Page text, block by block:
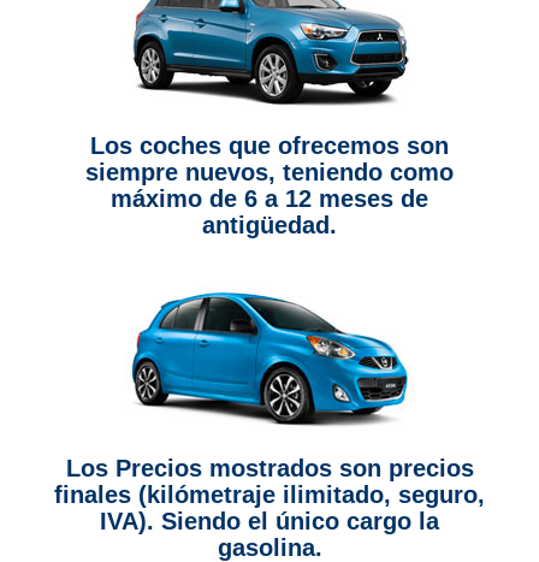
Los coches que ofrecemos son
siempre nuevos, teniendo como
máximo de 6 a 12 meses de
antigüedad.
Los Precios mostrados son precios
finales (kilómetraje ilimitado, seguro,
IVA). Siendo el único cargo la
gasolina.